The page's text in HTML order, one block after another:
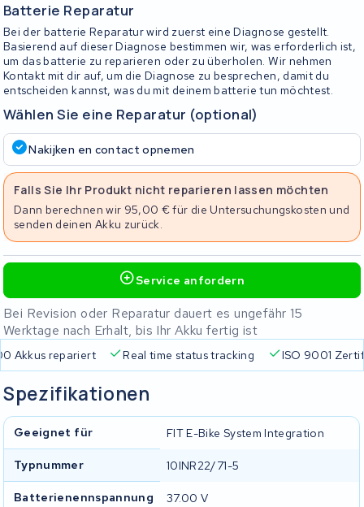
Batterie Reparatur
Bei der batterie Reparatur wird zuerst eine Diagnose gestellt.
Basierend auf dieser Diagnose bestimmen wir, was erforderlich ist,
um das batterie zu reparieren oder zu überholen. Wir nehmen
Kontakt mit dir auf, um die Diagnose zu besprechen, damit du
entscheiden kannst, was du mit deinem batterie tun möchtest.
Wählen Sie eine Reparatur (optional)
Nakijken en contact opnemen
Falls Sie Ihr Produkt nicht reparieren lassen möchten
Dann berechnen wir 95,00 € für die Untersuchungskosten und
senden deinen Akku zurück.
Service anfordern
Bei Revision oder Reparatur dauert es ungefähr 15
Werktage nach Erhalt, bis Ihr Akku fertig ist
Akkus repariert Real time status tracking ISO 9001
Spezifikationen
Geeignet für FIT E-Bike System Integration
Typnummer 10INR22/71-5
Batterienennspannung 37.00 V